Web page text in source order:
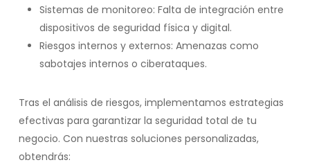
Sistemas de monitoreo: Falta de integración entre
dispositivos de seguridad física y digital.
Riesgos internos y externos: Amenazas como
sabotajes internos o ciberataques.
Tras el análisis de riesgos, implementamos estrategias
efectivas para garantizar la seguridad total de tu
negocio. Con nuestras soluciones personalizadas,
obtendrás: